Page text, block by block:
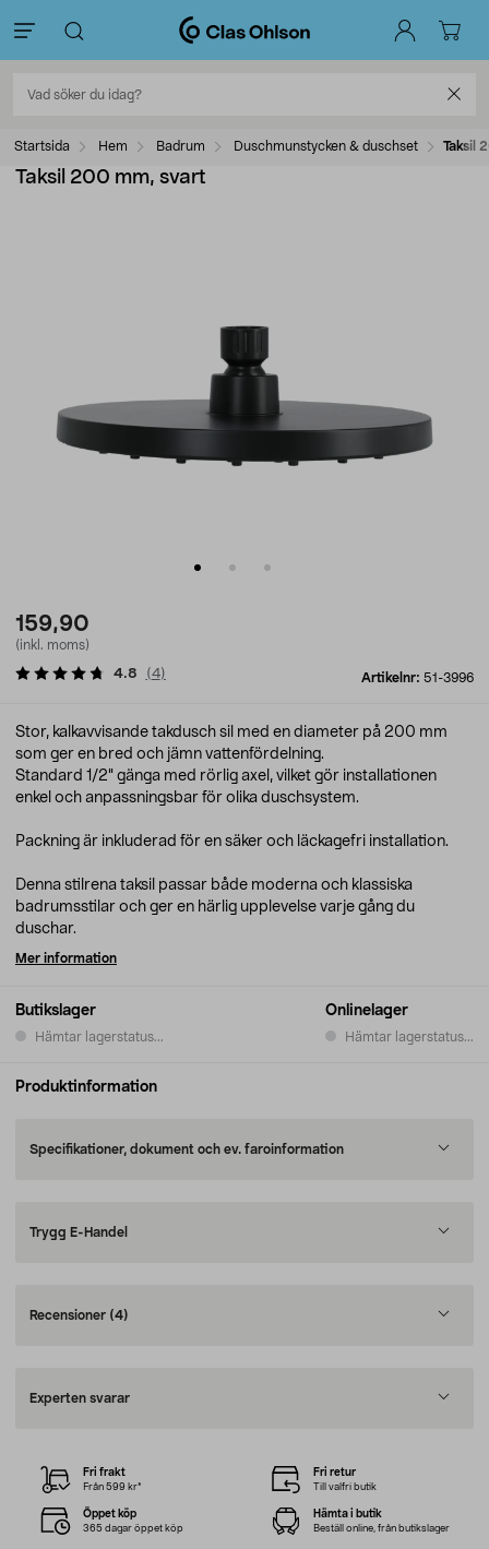
Startsida Hem Badrum Duschmunstycken & duschset Taksil
Taksil 200 mm, svart
159,90
(inkl. moms)
Artikelnr: 51-3996
4.8 (4)
Butikslager
Hämtar lagerstatus...
Onlinelager
Hämtar lagerstatus...
Stor, kalkavvisande takdusch sil med en diameter på 200 mm
som ger en bred och jämn vattenfördelning.
Standard 1/2" gänga med rörlig axel, vilket gör installationen
enkel och anpassningsbar för olika duschsystem.
Packning är inkluderad för en säker och läckagefri installation.
Denna stilrena taksil passar både moderna och klassiska
badrumsstilar och ger en härlig upplevelse varje gång du
duschar.
Mer information
Produktinformation
Specifikationer, dokument och ev. faroinformation
Trygg E-Handel
Recensioner (4)
Experten svarar
Fri frakt
Från 599 kr*
Fri retur
Till valfri butik
Öppet köp
365 dagar öppet köp
Hämta i butik
Beställ online, från butikslager